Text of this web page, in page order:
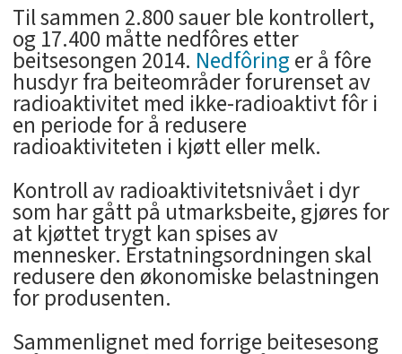
Til sammen 2.800 sauer ble kontrollert,
og 17.400 måtte nedfôres etter
beitsesongen 2014. Nedfôringer å fôre
husdyr fra beiteområder forurenset av
radioaktivitet med ikke-radioaktivt fôr i
en periode for å redusere
radioaktiviteten i kjøtt eller melk.
Kontroll av radioaktivitetsnivået i dyr
som har gått på utmarksbeite, gjøres for
at kjøttet trygt kan spises av
mennesker. Erstatningsordningen skal
redusere den økonomiske belastningen
for produsenten.
Sammenlignet med forrige beitesesong